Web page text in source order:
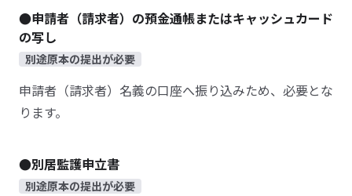
●申請者（請求者）の預金通帳またはキャッシュカード
の写し
別途原本の提出が必要
申請者（請求者）名義の口座へ振り込みため、必要とな
ります。
●別居監護申立書
別途原本の提出が必要